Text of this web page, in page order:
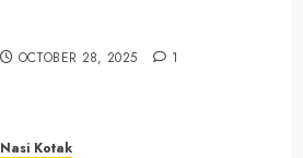
OCTOBER 28, 2025 1
Nasi Kotak